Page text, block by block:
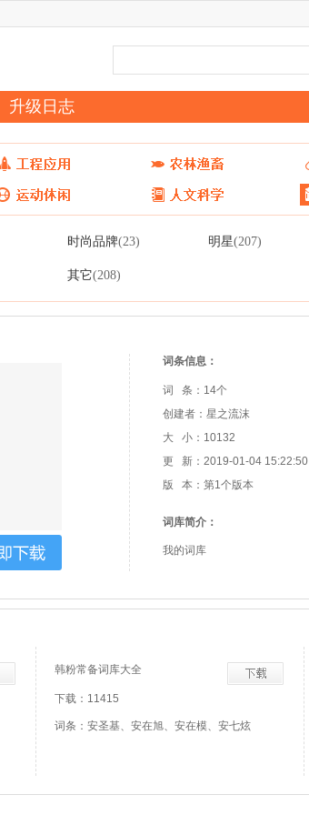
升级日志
时尚品牌(23) 明星(207)
其它(208)
词条信息：
词 条：14个
创建者：星之流沫
大 小：10132
更 新：2019-01-04 15:22:50
版 本：第1个版本
词库简介：
我的词库
韩粉常备词库大全
下载：11415
词条：安圣基、安在旭、安在模、安七炫